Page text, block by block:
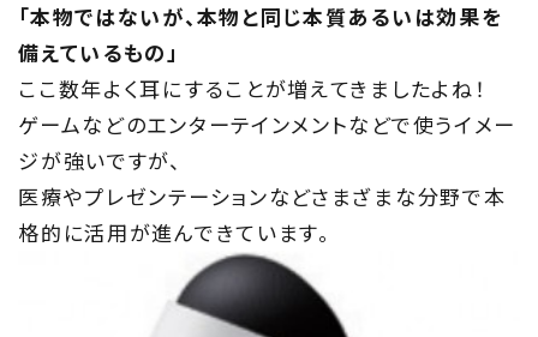
About
住まい夢ネットとは
Concept
ウッド・コミュ二ケーション
Philosophy
私たちの目指す家づくり
「本物ではないが、本物と同じ本質あるいは効果を
備えているもの」
ここ数年よく耳にすることが増えてきましたよね！
ゲームなどのエンターテインメントなどで使うイメー
ジが強いですが、
医療やプレゼンテーションなどさまざまな分野で本
格的に活用が進んできています。